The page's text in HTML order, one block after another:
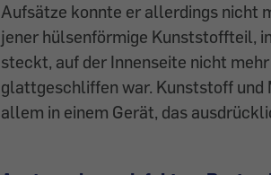
Aufsätze konnte er allerdings nicht
jener hülsenförmige Kunststoffteil,
steckt, auf der Innenseite nicht
glattgeschliffen war. Kunststoff
allem in einem Gerät, das